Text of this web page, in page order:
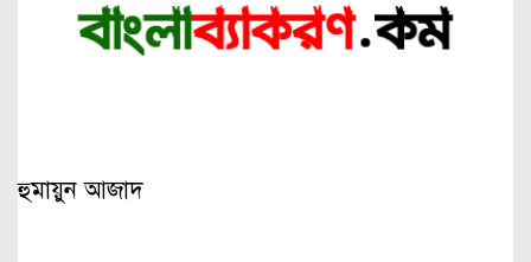
হুমায়ুন আজাদ